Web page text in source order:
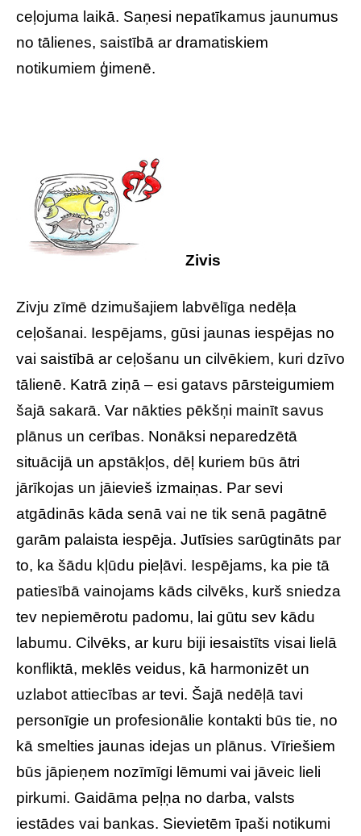
ceļojuma laikā. Saņesi nepatīkamus jaunumus
no tālienes, saistībā ar dramatiskiem
notikumiem ģimenē.
Zivis
Zivju zīmē dzimušajiem labvēlīga nedēļa
ceļošanai. Iespējams, gūsi jaunas iespējas no
vai saistībā ar ceļošanu un cilvēkiem, kuri dzīvo
tālienē. Katrā ziņā – esi gatavs pārsteigumiem
šajā sakarā. Var nākties pēkšņi mainīt savus
plānus un cerības. Nonāksi neparedzētā
situācijā un apstākļos, dēļ kuriem būs ātri
jārīkojas un jāievieš izmaiņas. Par sevi
atgādinās kāda senā vai ne tik senā pagātnē
garām palaista iespēja. Jutīsies sarūgtināts par
to, ka šādu kļūdu pieļāvi. Iespējams, ka pie tā
patiesībā vainojams kāds cilvēks, kurš sniedza
tev nepiemērotu padomu, lai gūtu sev kādu
labumu. Cilvēks, ar kuru biji iesaistīts visai lielā
konfliktā, meklēs veidus, kā harmonizēt un
uzlabot attiecības ar tevi. Šajā nedēļā tavi
personīgie un profesionālie kontakti būs tie, no
kā smelties jaunas idejas un plānus. Vīriešiem
būs jāpieņem nozīmīgi lēmumi vai jāveic lieli
pirkumi. Gaidāma peļņa no darba, valsts
iestādes vai bankas. Sievietēm īpaši notikumi